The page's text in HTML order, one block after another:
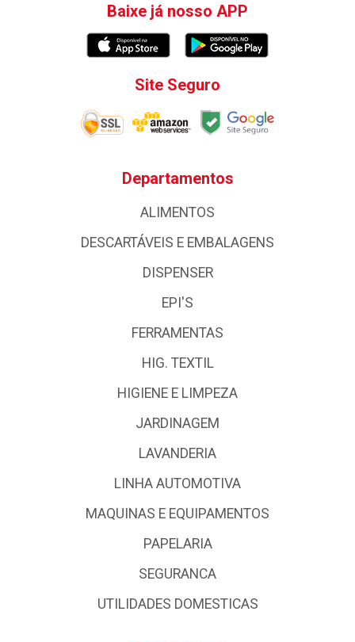
Baixe já nosso APP
Site Seguro
Departamentos
ALIMENTOS
DESCARTÁVEIS E EMBALAGENS
DISPENSER
EPI'S
FERRAMENTAS
HIG. TEXTIL
HIGIENE E LIMPEZA
JARDINAGEM
LAVANDERIA
LINHA AUTOMOTIVA
MAQUINAS E EQUIPAMENTOS
PAPELARIA
SEGURANCA
UTILIDADES DOMESTICAS